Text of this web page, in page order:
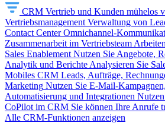
CRM Vertrieb und Kunden mühelos
Vertriebsmanagement Verwaltung von
Contact Center Omnichannel-
Zusammenarbeit im Vertriebsteam
Sales Enablement Nutzen Sie Angebote,
Analytik und Berichte Analysieren Sie
Mobiles CRM Leads, Aufträge,
Marketing Nutzen Sie E-Mail-
Automatisierung und Integrationen
CoPilot im CRM Sie können Ihre Anrufe
Alle CRM-Funktionen anzeigen